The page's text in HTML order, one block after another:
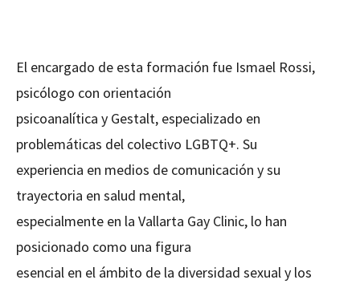
El encargado de esta formación fue Ismael Rossi,
psicólogo con orientación
psicoanalítica y Gestalt, especializado en
problemáticas del colectivo LGBTQ+. Su
experiencia en medios de comunicación y su
trayectoria en salud mental,
especialmente en la Vallarta Gay Clinic, lo han
posicionado como una figura
esencial en el ámbito de la diversidad sexual y los